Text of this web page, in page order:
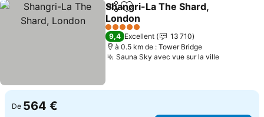
PartagerAjouter à mes favoris
Shangri-La The Shard,
London
Consulter les prix
5 Étoiles
9,4 Excellent
13 710
à 0.5 km de : Tower Bridge
Sauna Sky avec vue sur la ville
De 564 €